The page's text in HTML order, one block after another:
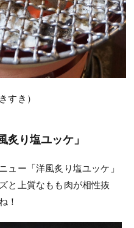
すき）
炙り塩ユッケ」
ュー「洋風炙り塩ユッケ」
と上質なもも肉が相性抜
！